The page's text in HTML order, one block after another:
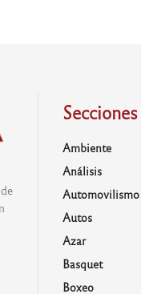
Secciones
Ambiente
Análisis
Automovilismo
Autos
Azar
Basquet
Boxeo